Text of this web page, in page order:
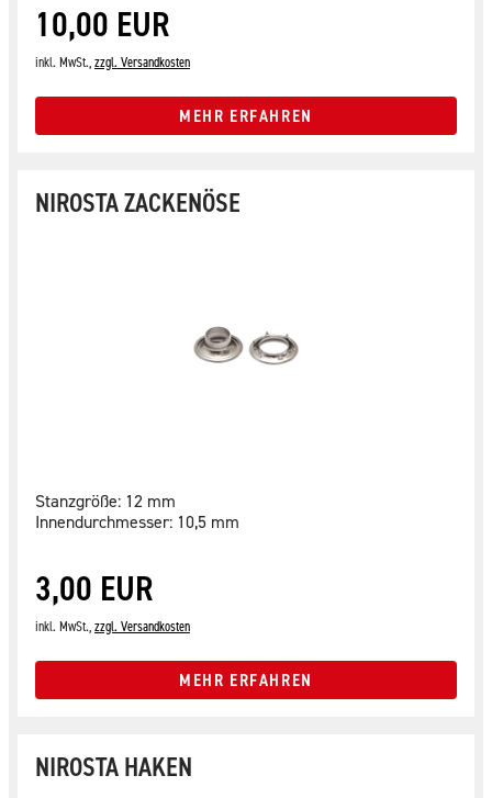
10,00 EUR
inkl. MwSt.,zzgl. Versandkosten
MEHR ERFAHREN
NIROSTA ZACKENÖSE
Stanzgröße: 12 mm
Innendurchmesser: 10,5 mm
3,00 EUR
inkl. MwSt.,zzgl. Versandkosten
MEHR ERFAHREN
NIROSTA HAKEN